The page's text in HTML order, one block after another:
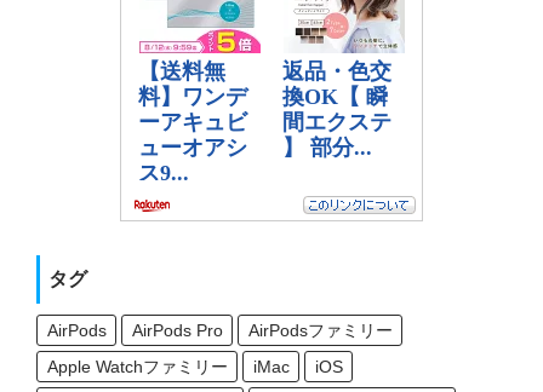
タグ
AirPods AirPods Pro
AirPodsファミリー
Apple Watchファミリー
iMac
iOS